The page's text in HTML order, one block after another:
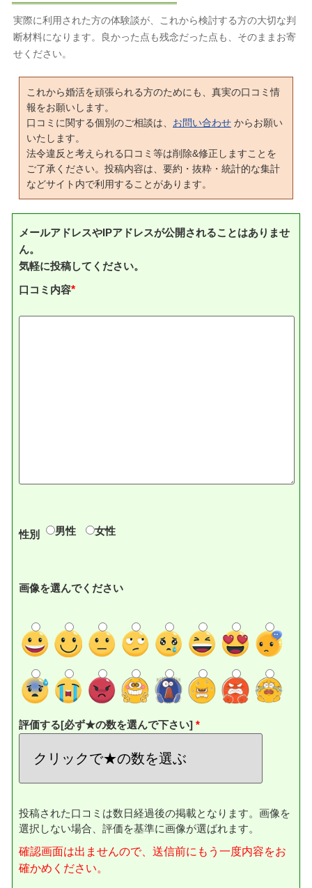
実際に利用された方の体験談が、これから検討する方の大切な判
断材料になります。良かった点も残念だった点も、そのままお寄
せください。
これから婚活を頑張られる方のためにも、真実の口コミ情
報をお願いします。
口コミに関する個別のご相談は、 お問い合わせ からお願い
いたします。
法令違反と考えられる口コミ等は削除&修正しますことを
ご了承ください。投稿内容は、要約・抜粋・統計的な集計
などサイト内で利用することがあります。
メールアドレスやIPアドレスが公開されることはありませ
ん。
気軽に投稿してください。
口コミ内容*
性別 男性 女性
画像を選んでください
評価する[必ず★の数を選んで下さい]
投稿された口コミは数日経過後の掲載となります。画像を
選択しない場合、評価を基準に画像が選ばれます。
確認画面は出ませんので、送信前にもう一度内容をお
確かめください。